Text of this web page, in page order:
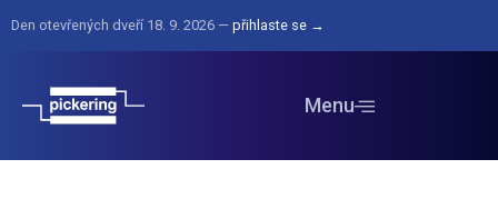
Den otevřených dveří 18. 9. 2026 — přihlaste se →
Menu